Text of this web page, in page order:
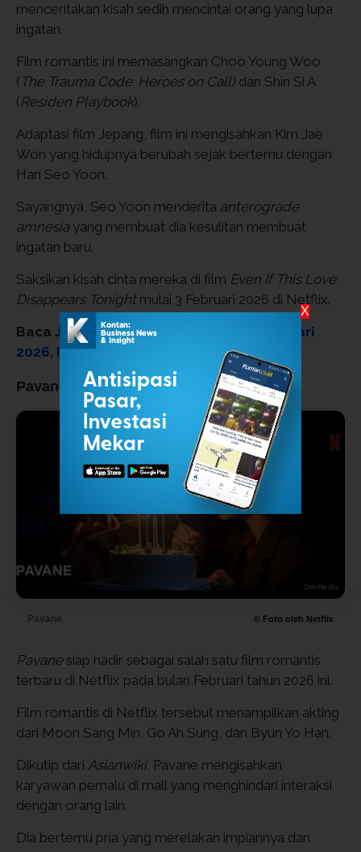
menceritakan kisah sedih mencintai orang yang lupa
ingatan.
Film romantis ini memasangkan Choo Young Woo
( The Trauma Code: Heroes on Call) dan Shin Si A
(Residen Playbook).
Adaptasi film Jepang, film ini mengisahkan Kim Jae
Won yang hidupnya berubah sejak bertemu dengan
Han Seo Yoon.
Sayangnya, Seo Yoon menderita anterograde
amnesiayang membuat dia kesulitan membuat
ingatan baru.
Saksikan kisah cinta mereka di film Even If This Love
Disappears Tonight mulai 3 Februari 2026 di Netflix.
Baca Juga:
Drakor Terbaru Disney+ Februari
2026, Ini Sinopsis In Your Radiant Season
Pavane
Pavane © Foto oleh Netflix
Pavane siap hadir sebagai salah satu film romantis
terbaru di Netflix pada bulan Februari tahun 2026 ini.
Film romantis di Netflix tersebut menampilkan akting
dari Moon Sang Min, Go Ah Sung, dan Byun Yo Han.
Dikutip dari Asianwiki, Pavane mengisahkan
karyawan pemalu di mall yang menghindari interaksi
dengan orang lain.
Dia bertemu pria yang merelakan impiannya dan
X